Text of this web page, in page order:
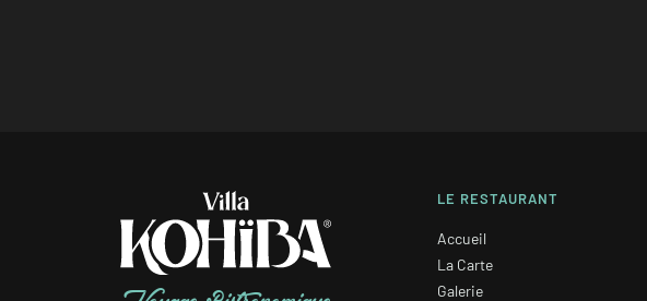
LE RESTAURANT
Accueil
La Carte
Galerie